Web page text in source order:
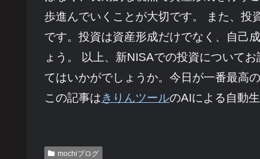
歩進んでいくことが大切です。 また、投
です。投資は資産形成だけでなく、自己
ょう。 以上、新NISAでの投資について
てはいかがでしょうか。今日が一番最高
この記事はきりんツールのAIによる自動
mochiブログ